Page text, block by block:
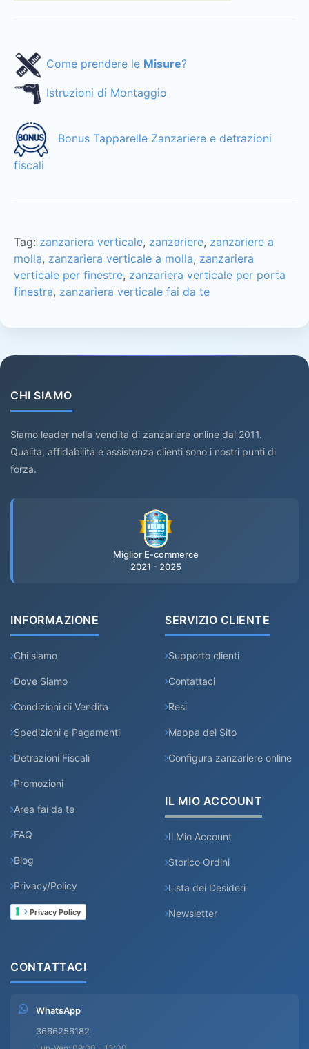
Come prendere le Misure?
Istruzioni di Montaggio
Bonus Tapparelle Zanzariere e detrazioni
fiscali
Tag: zanzariera verticale, zanzariere, zanzariere a
molla, zanzariera verticale a molla, zanzariera
verticale per finestre, zanzariera verticale per porta
finestra, zanzariera verticale fai da te
CHI SIAMO
Siamo leader nella vendita di zanzariere online dal 2011.
Qualità, affidabilità e assistenza clienti sono i nostri punti di
forza.
Miglior E-commerce
2021 - 2025
INFORMAZIONE
Chi siamo
Dove Siamo
Condizioni di Vendita
Spedizioni e Pagamenti
Detrazioni Fiscali
Promozioni
Area fai da te
FAQ
Blog
Privacy/Policy
Privacy Policy
SERVIZIO CLIENTE
Supporto clienti
Contattaci
Resi
Mappa del Sito
Configura zanzariere online
IL MIO ACCOUNT
Il Mio Account
Storico Ordini
Lista dei Desideri
Newsletter
CONTATTACI
WhatsApp
3666256182